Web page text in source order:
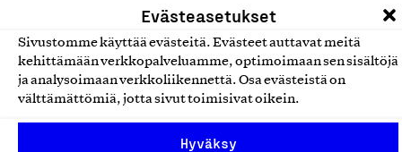
Evästeasetukset
Sivustomme käyttää evästeitä. Evästeet auttavat meitä
kehittämään verkkopalveluamme, optimoimaan sen sisältöjä
ja analysoimaan verkkoliikennettä. Osa evästeistä on
välttämättömiä, jotta sivut toimisivat oikein.
Hyväksy
Avainlippu